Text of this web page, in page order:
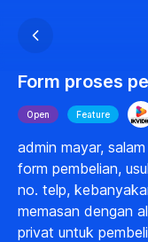
Form proses
Open Feature
admin mayar,
form pembelian,
no. telp,
memasan dengan
privat untuk